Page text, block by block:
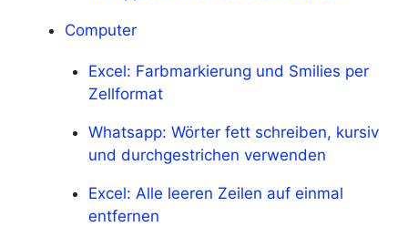
Computer
Excel: Farbmarkierung und Smilies per
Zellformat
Whatsapp: Wörter fett schreiben, kursiv
und durchgestrichen verwenden
Excel: Alle leeren Zeilen auf einmal
entfernen